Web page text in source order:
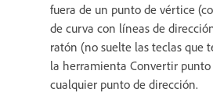
fuera de un punto de vértice
de curva con líneas de
ratón (no suelte las teclas que
la herramienta Convertir
cualquier punto de dirección.